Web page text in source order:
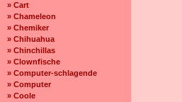
» Cart
» Chameleon
» Chemiker
» Chihuahua
» Chinchillas
» Clownfische
» Computer-schlagende
» Computer
» Coole